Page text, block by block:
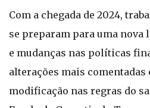
Com a chegada de 2024,
se preparam para uma nova
e mudanças nas políticas
alterações mais comentadas
modificação nas regras do